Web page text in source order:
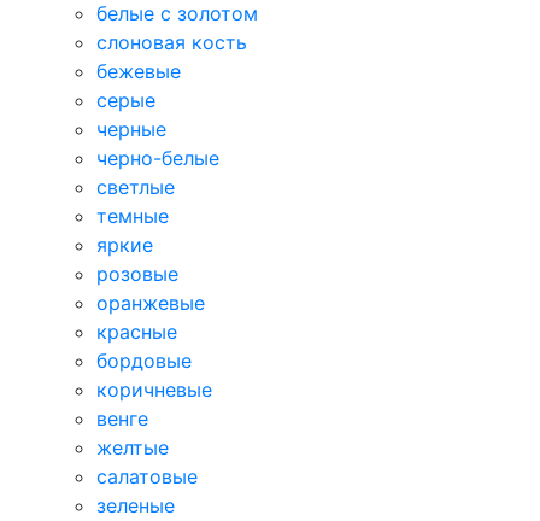
белые с золотом
слоновая кость
бежевые
серые
черные
черно-белые
светлые
темные
яркие
розовые
оранжевые
красные
бордовые
коричневые
венге
желтые
салатовые
зеленые